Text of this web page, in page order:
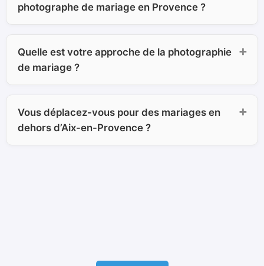
photographe de mariage en Provence ?
Quelle est votre approche de la photographie
de mariage ?
Vous déplacez-vous pour des mariages en
dehors d’Aix-en-Provence ?